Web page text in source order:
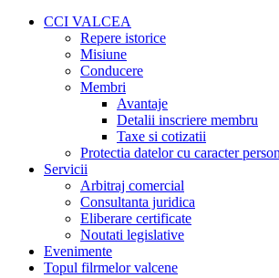
CCI VALCEA
Repere istorice
Misiune
Conducere
Membri
Avantaje
Detalii inscriere membru
Taxe si cotizatii
Protectia datelor cu caracter
Servicii
Arbitraj comercial
Consultanta juridica
Eliberare certificate
Noutati legislative
Evenimente
Topul filrmelor valcene